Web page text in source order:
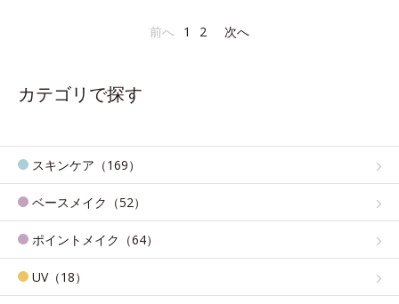
前へ 1 2 次へ
カテゴリで探す
スキンケア（169）
ベースメイク（52）
ポイントメイク（64）
UV（18）